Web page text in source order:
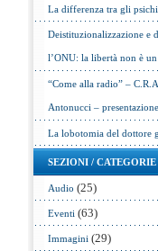
La differenza tra gli
Deistituzionalizzazione e
l’ONU: la libertà non è
“Come alla radio” –
Antonucci –
La lobotomia del dottore
SEZIONI / CATEGORIE
Audio (25)
Eventi (63)
Immagini (29)